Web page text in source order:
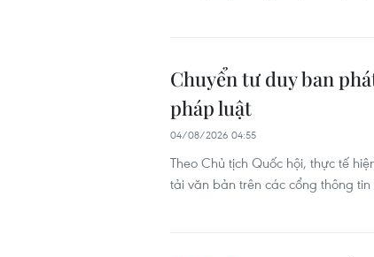
Chuyển tư duy ban
pháp luật
04/08/2026 04:55
Theo Chủ tịch Quốc hội, thực tế
tải văn bản trên các cổng thông